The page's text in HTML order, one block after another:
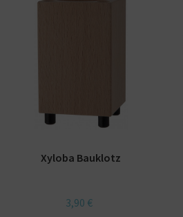
Xyloba Bauklotz
3,90 €